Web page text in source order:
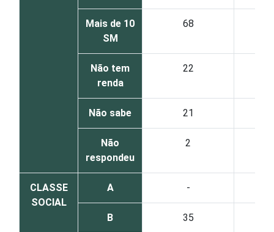
Mais de 10
SM
68
Não tem
renda
22
Não sabe 21
Não
respondeu
2
CLASSE
SOCIAL
A -
B 35